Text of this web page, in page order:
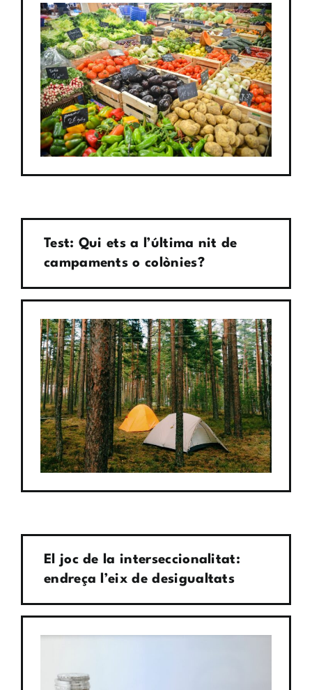
Test: Qui ets a l’última nit de
campaments o colònies?
El joc de la interseccionalitat:
endreça l’eix de desigualtats